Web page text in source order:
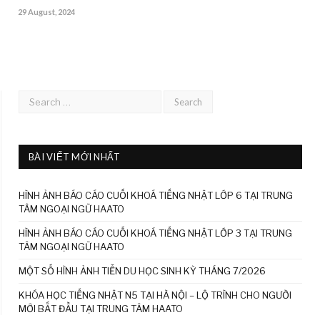
29 August, 2024
BÀI VIẾT MỚI NHẤT
HÌNH ẢNH BÁO CÁO CUỐI KHOÁ TIẾNG NHẬT LỚP 6 TẠI TRUNG
TÂM NGOẠI NGỮ HAATO
HÌNH ẢNH BÁO CÁO CUỐI KHOÁ TIẾNG NHẬT LỚP 3 TẠI TRUNG
TÂM NGOẠI NGỮ HAATO
MỘT SỐ HÌNH ẢNH TIỄN DU HỌC SINH KỲ THÁNG 7/2026
KHÓA HỌC TIẾNG NHẬT N5 TẠI HÀ NỘI – LỘ TRÌNH CHO NGƯỜI
MỚI BẮT ĐẦU TẠI TRUNG TÂM HAATO